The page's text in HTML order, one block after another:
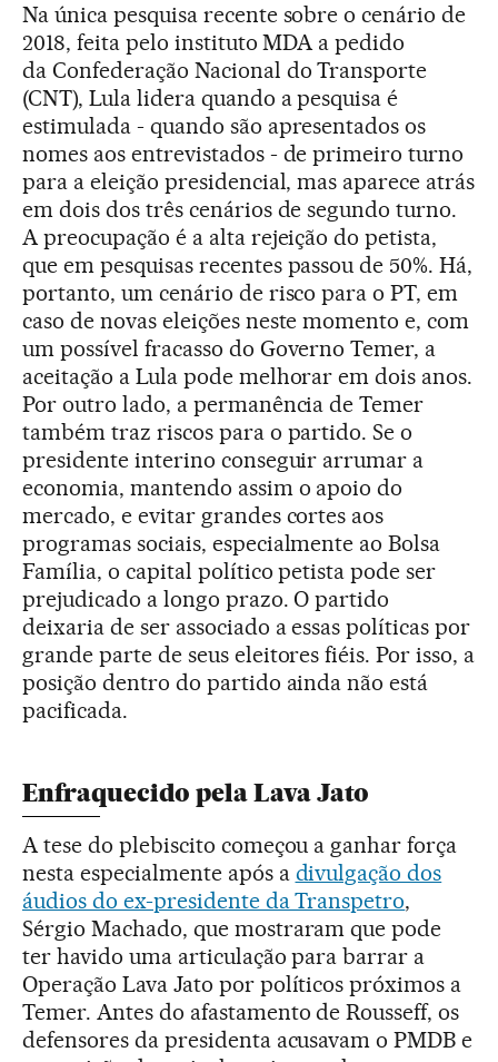
Na única pesquisa recente sobre o cenário de
2018, feita pelo instituto MDA a pedido
da Confederação Nacional do Transporte
(CNT), Lula lidera quando a pesquisa é
estimulada - quando são apresentados os
nomes aos entrevistados - de primeiro turno
para a eleição presidencial, mas aparece atrás
em dois dos três cenários de segundo turno.
A preocupação é a alta rejeição do petista,
que em pesquisas recentes passou de 50%. Há,
portanto, um cenário de risco para o PT, em
caso de novas eleições neste momento e, com
um possível fracasso do Governo Temer, a
aceitação a Lula pode melhorar em dois anos.
Por outro lado, a permanência de Temer
também traz riscos para o partido. Se o
presidente interino conseguir arrumar a
economia, mantendo assim o apoio do
mercado, e evitar grandes cortes aos
programas sociais, especialmente ao Bolsa
Família, o capital político petista pode ser
prejudicado a longo prazo. O partido
deixaria de ser associado a essas políticas por
grande parte de seus eleitores fiéis. Por isso, a
posição dentro do partido ainda não está
pacificada.
Enfraquecido pela Lava Jato
A tese do plebiscito começou a ganhar força
nesta especialmente após a divulgação dos
áudios do ex-presidente da Transpetro,
Sérgio Machado, que mostraram que pode
ter havido uma articulação para barrar a
Operação Lava Jato por políticos próximos a
Temer. Antes do afastamento de Rousseff, os
defensores da presidenta acusavam o PMDB e